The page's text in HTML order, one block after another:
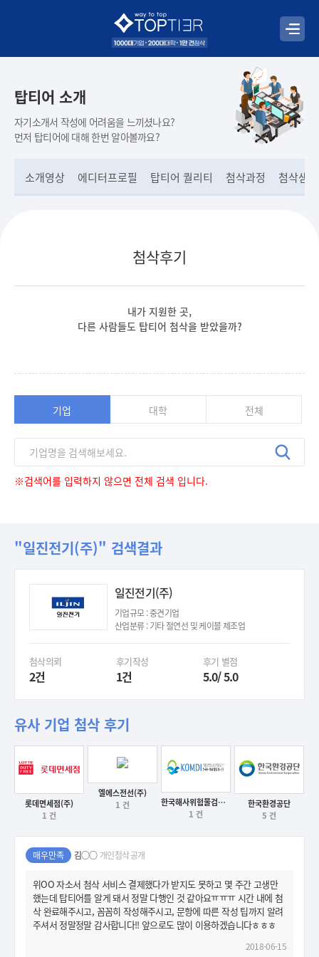
탑티어 소개
자기소개서 작성에 어려움을 느끼셨나요?
먼저 탑티어에 대해 한번 알아볼까요?
소개영상 에디터프로필 탑티어 퀄리티 첨삭과정 첨삭샘플
첨삭후기
내가 지원한 곳,
다른 사람들도 탑티어 첨삭을 받았을까?
기업 대학 전체
※검색어를 입력하지 않으면 전체 검색 입니다.
"일진전기(주)" 검색결과
일진전기(주)
기업규모 : 중견기업
산업분류 : 기타 절연선 및 케이블 제조업
첨삭의뢰
2건
후기작성
1건
후기 별점
5.0/ 5.0
유사 기업 첨삭 후기
후기보기
롯데면세점(주)
1 건
후기보기
엘에스전선(주)
1 건
후기보기
한국해사위험물검사원
1 건
후기보기
한국환경공단
5 건
매우만족 김○○ 개인첨삭 공개
위OO 자소서 첨삭 서비스 결제했다가 받지도 못하고 몇 주간 고생만
했는데 탑티어를 알게 돼서 정말 다행인 것 같아요ㅠㅠㅠ 시간 내에 첨
삭 완료해주시고, 꼼꼼히 작성해주시고, 문항에 따른 작성 팁까지 알려
주셔서 정말정말 감사합니다!! 앞으로도 많이 이용하겠습니다ㅎㅎㅎ
2018-06-15